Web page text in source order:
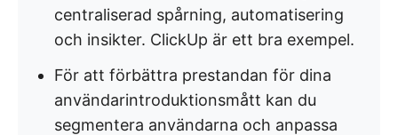
centraliserad spårning, automatisering
och insikter. ClickUp är ett bra exempel.
För att förbättra prestandan för dina
användarintroduktionsmått kan du
segmentera användarna och anpassa